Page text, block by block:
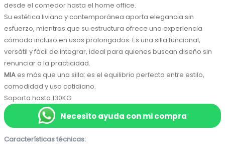
desde el comedor hasta el home office.
Su estética liviana y contemporánea aporta elegancia sin
esfuerzo, mientras que su estructura ofrece una experiencia
cómoda incluso en usos prolongados. Es una silla funcional,
versátil y fácil de integrar, ideal para quienes buscan diseño sin
renunciar a la practicidad.
MIA es más que una silla: es el equilibrio perfecto entre estilo,
comodidad y uso cotidiano.
Soporta hasta 130KG
Necesito ayuda con mi compra
Características técnicas: